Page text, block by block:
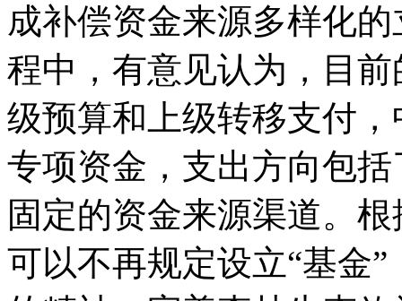
成补偿资金来源多样化
程中，有意见认为，目
级预算和上级转移支付
专项资金，支出方向包
固定的资金来源渠道。
可以不再规定设立“基金